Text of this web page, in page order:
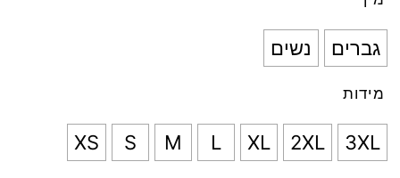
גברים נשים
מידות
3XL
2XL
XL
L
M
S
XS